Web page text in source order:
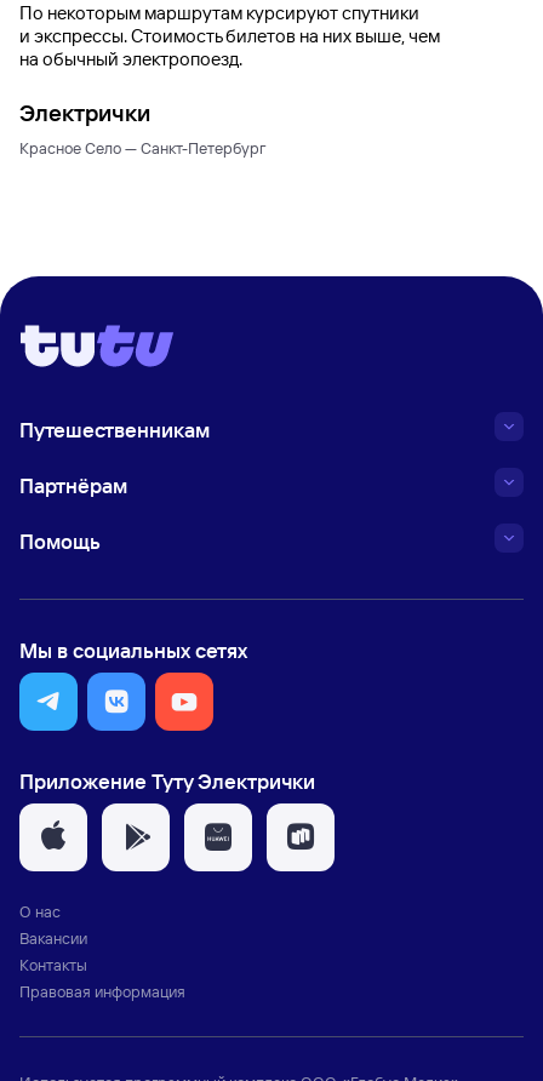
По некоторым маршрутам курсируют спутники
и экспрессы. Стоимость билетов на них выше, чем
на обычный электропоезд.
Электрички
Красное Село — Санкт-Петербург
Путешественникам
Партнёрам
Помощь
Мы в социальных сетях
Приложение Туту Электрички
О нас
Вакансии
Контакты
Правовая информация